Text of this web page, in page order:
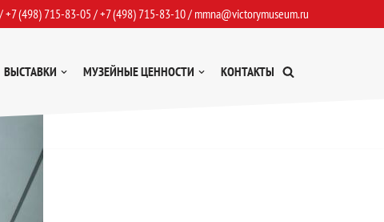
+7 (498) 715-83-05 /+7 (498) 715-83-10/ mmna@victorymuseum.ru
ВЫСТАВКИ МУЗЕЙНЫЕ ЦЕННОСТИ КОНТАКТЫ